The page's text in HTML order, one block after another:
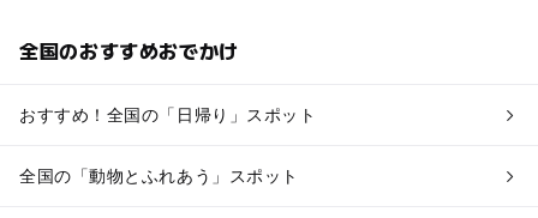
全国のおすすめおでかけ
おすすめ！全国の「日帰り」スポット
全国の「動物とふれあう」スポット